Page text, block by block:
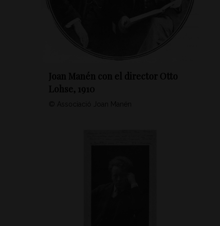
Joan Manén con el director Otto
Lohse, 1910
© Associació Joan Manén